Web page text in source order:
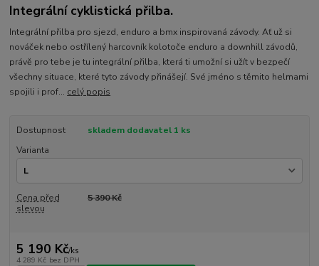
Integrální cyklistická přilba.
Integrální přilba pro sjezd, enduro a bmx inspirovaná závody. Ať už si
nováček nebo ostřílený harcovník kolotoče enduro a downhill závodů,
právě pro tebe je tu integrální přilba, která ti umožní si užít v bezpečí
všechny situace, které tyto závody přinášejí. Své jméno s těmito helmami
spojili i prof... celý popis
Dostupnost
skladem dodavatel 1 ks
Varianta
Cena před
slevou
5 390 Kč
5 190 Kč/ks
4 289 Kč bez DPH